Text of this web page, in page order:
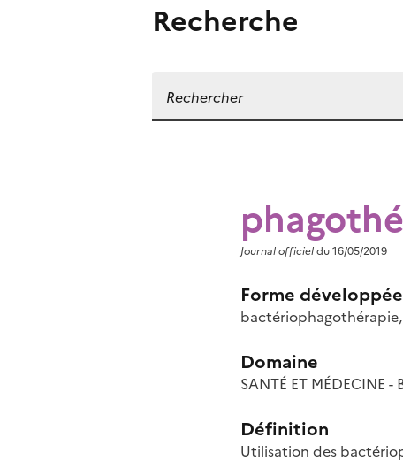
Recherche
Journal officieldu 16/05/2019
Forme développée
bactériophagothérapie,
Domaine
SANTÉ ET MÉDECINE
Définition
Utilisation des